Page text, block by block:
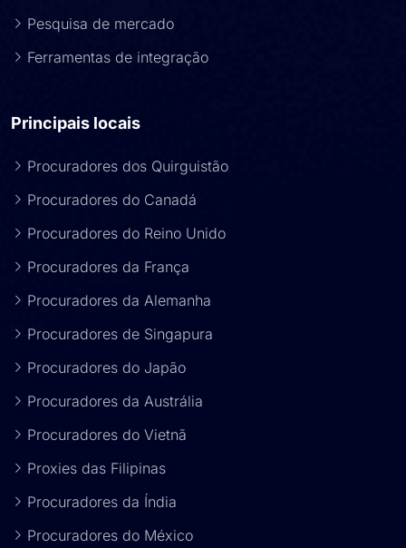
Pesquisa de mercado
Ferramentas de integração
Principais locais
Procuradores dos Quirguistão
Procuradores do Canadá
Procuradores do Reino Unido
Procuradores da França
Procuradores da Alemanha
Procuradores de Singapura
Procuradores do Japão
Procuradores da Austrália
Procuradores do Vietnã
Proxies das Filipinas
Procuradores da Índia
Procuradores do México